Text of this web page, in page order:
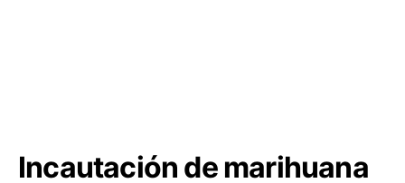
Incautación de marihuana